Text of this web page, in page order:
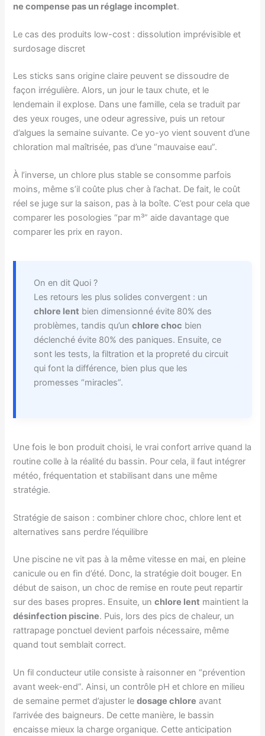
ne compense pas un réglage incomplet.
Le cas des produits low-cost : dissolution imprévisible et
surdosage discret
Les sticks sans origine claire peuvent se dissoudre de
façon irrégulière. Alors, un jour le taux chute, et le
lendemain il explose. Dans une famille, cela se traduit par
des yeux rouges, une odeur agressive, puis un retour
d’algues la semaine suivante. Ce yo-yo vient souvent d’une
chloration mal maîtrisée, pas d’une “mauvaise eau”.
À l’inverse, un chlore plus stable se consomme parfois
moins, même s’il coûte plus cher à l’achat. De fait, le coût
réel se juge sur la saison, pas à la boîte. C’est pour cela que
comparer les posologies “par m³” aide davantage que
comparer les prix en rayon.
On en dit Quoi ?
Les retours les plus solides convergent : un
chlore lent bien dimensionné évite 80% des
problèmes, tandis qu’unchlore choc bien
déclenché évite 80% des paniques. Ensuite, ce
sont les tests, la filtration et la propreté du circuit
qui font la différence, bien plus que les
promesses “miracles”.
Une fois le bon produit choisi, le vrai confort arrive quand la
routine colle à la réalité du bassin. Pour cela, il faut intégrer
météo, fréquentation et stabilisant dans une même
stratégie.
Stratégie de saison : combiner chlore choc, chlore lent et
alternatives sans perdre l’équilibre
Une piscine ne vit pas à la même vitesse en mai, en pleine
canicule ou en fin d’été. Donc, la stratégie doit bouger. En
début de saison, un choc de remise en route peut repartir
sur des bases propres. Ensuite, unchlore lent maintient la
désinfection piscine. Puis, lors des pics de chaleur, un
rattrapage ponctuel devient parfois nécessaire, même
quand tout semblait correct.
Un fil conducteur utile consiste à raisonner en “prévention
avant week-end”. Ainsi, un contrôle pH et chlore en milieu
de semaine permet d’ajuster ledosage chlore avant
l’arrivée des baigneurs. De cette manière, le bassin
encaisse mieux la charge organique. Cette anticipation